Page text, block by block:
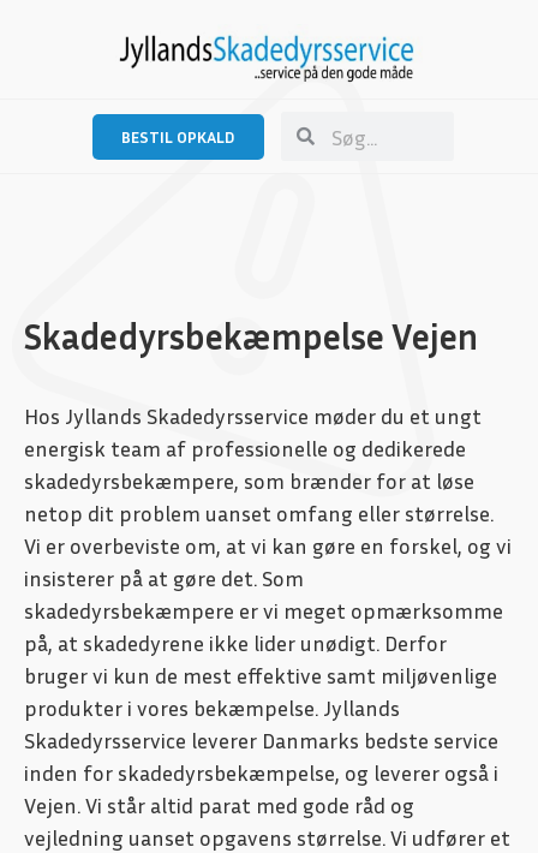
BESTIL OPKALD
Skadedyrsbekæmpelse Vejen
Hos Jyllands Skadedyrsservice møder du et ungt
energisk team af professionelle og dedikerede
skadedyrsbekæmpere, som brænder for at løse
netop dit problem uanset omfang eller størrelse.
Vi er overbeviste om, at vi kan gøre en forskel, og vi
insisterer på at gøre det. Som
skadedyrsbekæmpere er vi meget opmærksomme
på, at skadedyrene ikke lider unødigt. Derfor
bruger vi kun de mest effektive samt miljøvenlige
produkter i vores bekæmpelse. Jyllands
Skadedyrsservice leverer Danmarks bedste service
inden for skadedyrsbekæmpelse, og leverer også i
Vejen. Vi står altid parat med gode råd og
vejledning uanset opgavens størrelse. Vi udfører et